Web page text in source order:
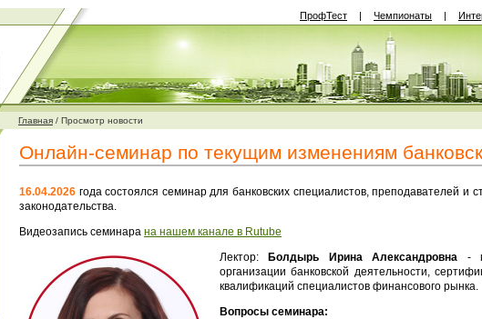
ПрофТест | Чемпионаты |
Главная / Просмотр новости
Онлайн-семинар по текущим изменениям
16.04.2026 года состоялся семинар для банковских специалистов, преподавателей и
законодательства.
Видеозапись семинара на нашем канале в Rutube
Лектор:
Болдырь Ирина Александровна -
организации банковской деятельности,
квалификаций специалистов финансового рынка.
Вопросы семинара: